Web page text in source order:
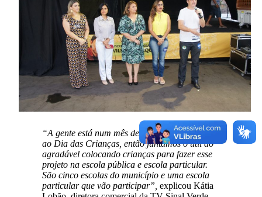
“A gente está num mês de eleições e próximo
ao Dia das Crianças, então juntamos o útil ao
agradável colocando crianças para fazer esse
projeto na escola pública e escola particular.
São cinco escolas do município e uma escola
particular que vão participar”, explicou Kátia